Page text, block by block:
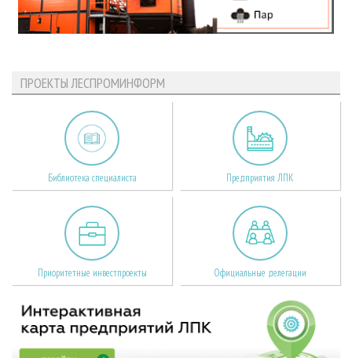
ПРОЕКТЫ ЛЕСПРОМИНФОРМ
Библиотека специалиста Предприятия ЛПК
Приоритетные инвестпроекты Официальные делегации